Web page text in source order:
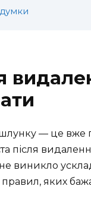
— це вже
після
виникло
правил, яких